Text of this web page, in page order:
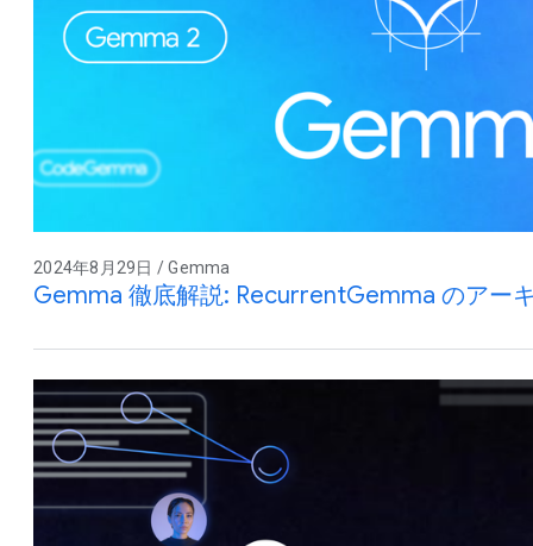
2024年8月29日 / Gemma
Gemma 徹底解説: RecurrentGemma のアー